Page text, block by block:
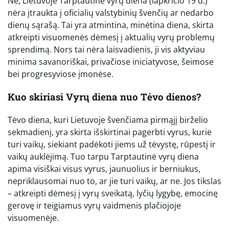
nėra įtraukta į oficialių valstybinių švenčių ar nedarbo
dienų sąrašą. Tai yra atmintina, minėtina diena, skirta
atkreipti visuomenės dėmesį į aktualių vyrų problemų
sprendimą. Nors tai nėra laisvadienis, ji vis aktyviau
minima savanoriškai, privačiose iniciatyvose, šeimose
bei progresyviose įmonėse.
Kuo skiriasi Vyrų diena nuo Tėvo dienos?
Tėvo diena, kuri Lietuvoje švenčiama pirmąjį birželio
sekmadienį, yra skirta išskirtinai pagerbti vyrus, kurie
turi vaikų, siekiant padėkoti jiems už tėvystę, rūpestį ir
vaikų auklėjimą. Tuo tarpu Tarptautinė vyrų diena
apima visiškai visus vyrus, jaunuolius ir berniukus,
nepriklausomai nuo to, ar jie turi vaikų, ar ne. Jos tikslas
– atkreipti dėmesį į vyrų sveikatą, lyčių lygybę, emocinę
gerovę ir teigiamus vyrų vaidmenis plačiojoje
visuomenėje.